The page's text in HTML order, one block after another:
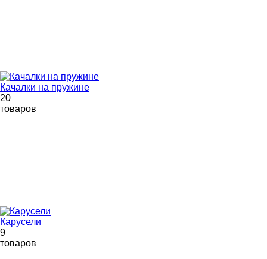
Качалки на пружине
20
товаров
Карусели
9
товаров